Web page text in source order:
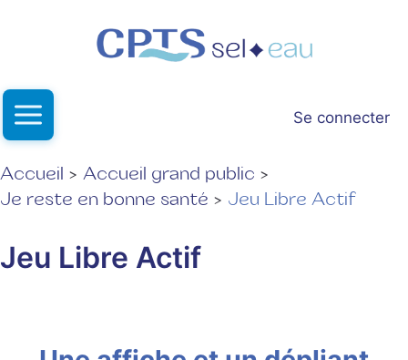
Se connecter
Accueil
Accueil grand public
Je reste en bonne santé
Jeu Libre Actif
Jeu Libre Actif